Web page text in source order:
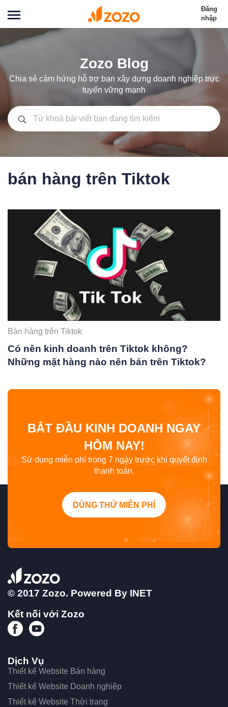
Đăng
nhập
Zozo Blog
Chia sẻ cảm hứng hỗ trợ bạn xây dựng doanh nghiệp trực
tuyến vững mạnh
bán hàng trên Tiktok
Bán hàng trên Tiktok
Có nên kinh doanh trên Tiktok không?
Những mặt hàng nào nên bán trên Tiktok?
BẮT ĐẦU KINH DOANH NGAY
HÔM NAY!
Sử dụng miễn phí trong 7 ngày trước khi quyết định
thanh toán.
DÙNG THỬ MIỄN PHÍ
© 2017 Zozo. Powered By INET
Kết nối với Zozo
Dịch Vụ
Thiết kế Website Bán hàng
Thiết kế Website Doanh nghiệp
Thiết kế Website Thời trang